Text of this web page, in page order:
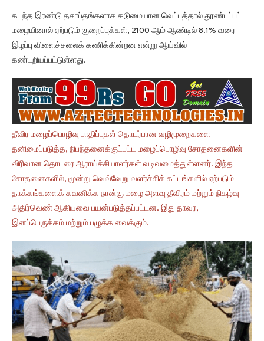
கடந்த இரண்டு தசாப்தங்களாக கடுமையான வெப்பத்தால் தூண்டப்பட்ட
மழையினால் ஏற்படும் குறைப்புக்கள், 2100 ஆம் ஆண்டில் 8.1% வரை
இழப்பு விளைச்சலைக் கணிக்கின்றன என்று ஆய்வில்
கண்டறியப்பட்டுள்ளது.
தீவிர மழைப்பொழிவு பாதிப்புகள் தொடர்பான வழிமுறைகளை
தனிமைப்படுத்த, நிபந்தனைக்குட்பட்ட மழைப்பொழிவு சோதனைகளின்
விரிவான தொடரை ஆராய்ச்சியாளர்கள் வடிவமைத்துள்ளனர். இந்த
சோதனைகளில், மூன்று வெவ்வேறு வளர்ச்சிக் கட்டங்களில் ஏற்படும்
தாக்கங்களைக் கவனிக்க நான்கு மழை அளவு தீவிரம் மற்றும் நிகழ்வு
அதிர்வெண் ஆகியவை பயன்படுத்தப்பட்டன. இது தாவர,
இனப்பெருக்கம் மற்றும் பழுக்க வைக்கும்.